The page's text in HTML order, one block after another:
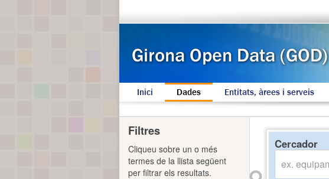
Inici Dades Entitats, àrees i serveis
Cercador
Filtres
Cliqueu sobre un o més
termes de la llista següent
per filtrar els resultats.